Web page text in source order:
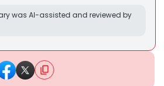
was AI-assisted and reviewed by